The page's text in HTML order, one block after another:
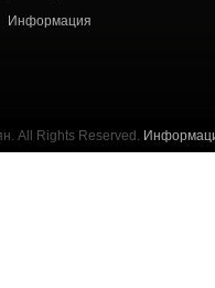
Информация
All Rights Reserved.